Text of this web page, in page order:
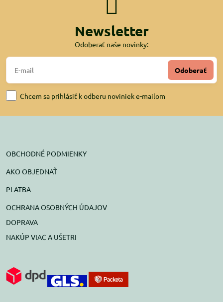
Newsletter
Odoberať naše novinky:
Odoberať
Chcem sa prihlásiť k odberu noviniek e-mailom
OBCHODNÉ PODMIENKY
AKO OBJEDNAŤ
PLATBA
OCHRANA OSOBNÝCH ÚDAJOV
DOPRAVA
NAKÚP VIAC A UŠETRI